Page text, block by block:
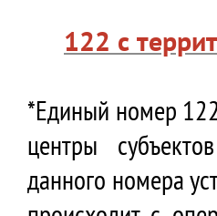
122 с
*Единый номер
центры
данного номера